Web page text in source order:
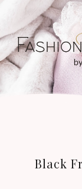
Black